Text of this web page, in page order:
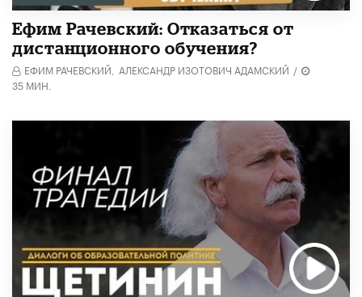
Ефим Рачевский: Отказаться от
дистанционного обучения?
ЕФИМ РАЧЕВСКИЙ, АЛЕКСАНДР ИЗОТОВИЧ АДАМСКИЙ /
35 МИН.